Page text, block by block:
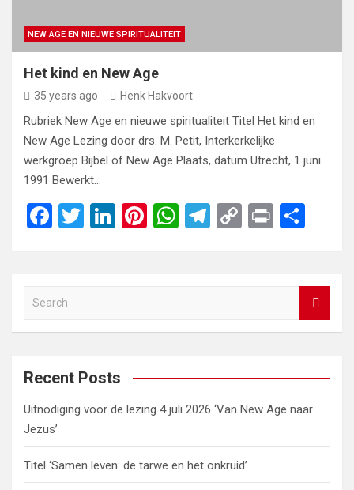
NEW AGE EN NIEUWE SPIRITUALITEIT
Het kind en New Age
35 years ago Henk Hakvoort
Rubriek New Age en nieuwe spiritualiteit Titel Het kind en
New Age Lezing door drs. M. Petit, Interkerkelijke
werkgroep Bijbel of New Age Plaats, datum Utrecht, 1 juni
1991 Bewerkt…
F
b
o
o
k
T
Li
Pi W
p
T
m
C
k
Pr
e
a
c
Recent Posts
Uitnodiging voor de lezing 4 juli 2026 ‘Van New Age naar
Jezus’
Titel ‘Samen leven: de tarwe en het onkruid’